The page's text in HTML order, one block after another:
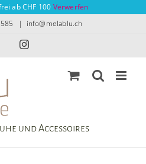
ab CHF 100 Verwerfen
| info@melablu.ch
FacebookInstagram
und Accessoires